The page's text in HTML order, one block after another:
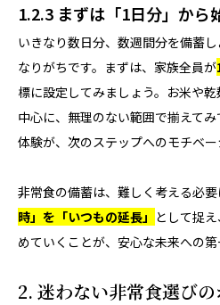
1.2.3 まずは「1日分」から
いきなり数日分、数週間分を備蓄
なりがちです。まずは、家族全員が
標に設定してみましょう。お米や
中心に、無理のない範囲で揃えて
体験が、次のステップへのモチベー
非常食の備蓄は、難しく考える必要
時」を「いつもの延長」 として捉
めていくことが、安心な未来への第
2. 迷わない非常食選びの